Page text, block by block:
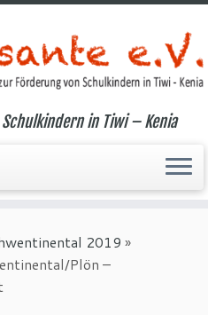
in Tiwi – Kenia
2019 »
Plön –